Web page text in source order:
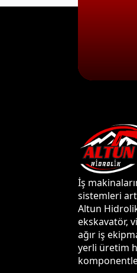
İş
sistemleri
Altun
ekskavatör,
ağır iş
yerli üretim